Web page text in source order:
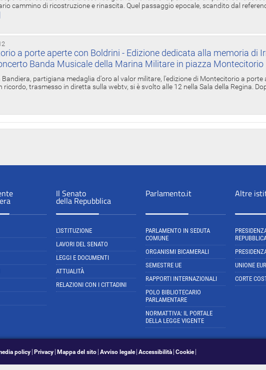
cammino di ricostruzione e rinascita. Quel passaggio epocale, scandito dal
a porte aperte con Boldrini - Edizione dedicata alla memoria di
Banda Musicale della Marina Militare in piazza Montecitorio
partigiana medaglia d'oro al valor militare, l'edizione di Montecitorio a porte
ricordo, trasmesso in diretta sulla webtv, si è svolto alle 12 nella Sala della Regina.
Il Senato
della Repubblica
L'ISTITUZIONE
LAVORI DEL SENATO
LEGGI E DOCUMENTI
ATTUALITÀ
RELAZIONI CON I CITTADINI
Parlamento.it
PARLAMENTO IN SEDUTA
COMUNE
ORGANISMI BICAMERALI
SEMESTRE UE
RAPPORTI INTERNAZIONALI
POLO BIBLIOTECARIO
PARLAMENTARE
NORMATTIVA: IL PORTALE
DELLA LEGGE VIGENTE
Altre
UNIONE
CORTE
policy Privacy Mappa del sito Avviso legale Accessibilità Cookie